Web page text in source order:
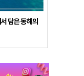
담은 동해의